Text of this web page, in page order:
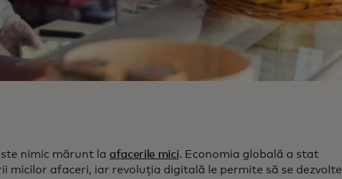
nimic mărunt la afacerile mici. Economia globală a stat
micilor afaceri, iar revoluția digitală le permite să se dezvolte